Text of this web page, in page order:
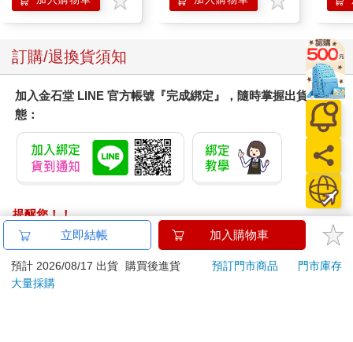
訂購/退換貨須知
加入金石堂 LINE 官方帳號『完成綁定』，隨時掌握出貨動
態：
提醒您！！
金石堂及銀行均不會請您操作ATM! 如接獲電話要求您前往
ATM提款機，請不要聽從指示，以免受騙上當！
退換貨須知：
立即結帳 加入購物車
預計 2026/08/17 出貨 購買後進貨 預訂門市商品
門市庫存
大量採購